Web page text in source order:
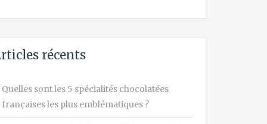
récents
Quelles sont les 5 spécialités chocolatées
françaises les plus emblématiques ?